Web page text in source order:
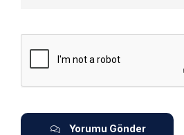
Yorumu Gönder